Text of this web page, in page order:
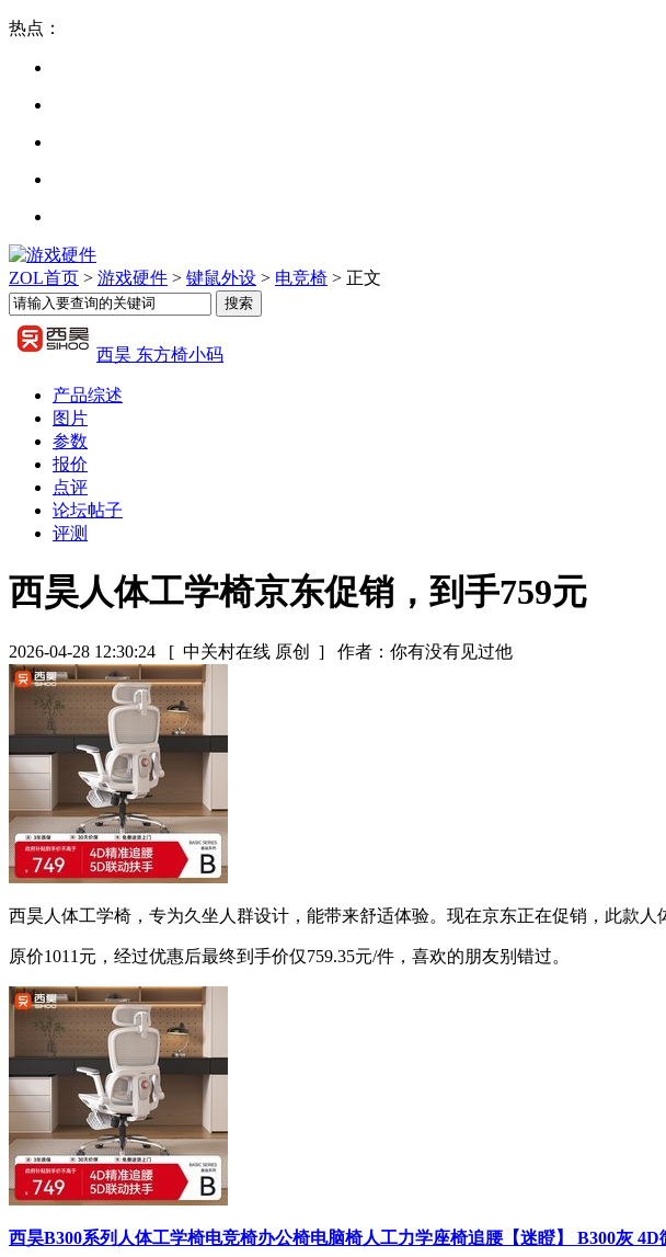
热点：
ZOL首页 > 游戏硬件 > 键鼠外设 > 电竞椅 > 正文
西昊 东方椅小码
产品综述
图片
参数
报价
点评
论坛帖子
评测
西昊人体工学椅京东促销，到手759元
2026-04-28 12:30:24 [ 中关村在线 原创 ] 作者：你有没有见过他
西昊人体工学椅，专为久坐人群设计，能带来舒适体验。现在京东正在促销，此款
原价1011元，经过优惠后最终到手价仅759.35元/件，喜欢的朋友别错过。
西昊B300系列人体工学椅电竞椅办公椅电脑椅人工力学座椅追腰【迷瞪】 B300灰